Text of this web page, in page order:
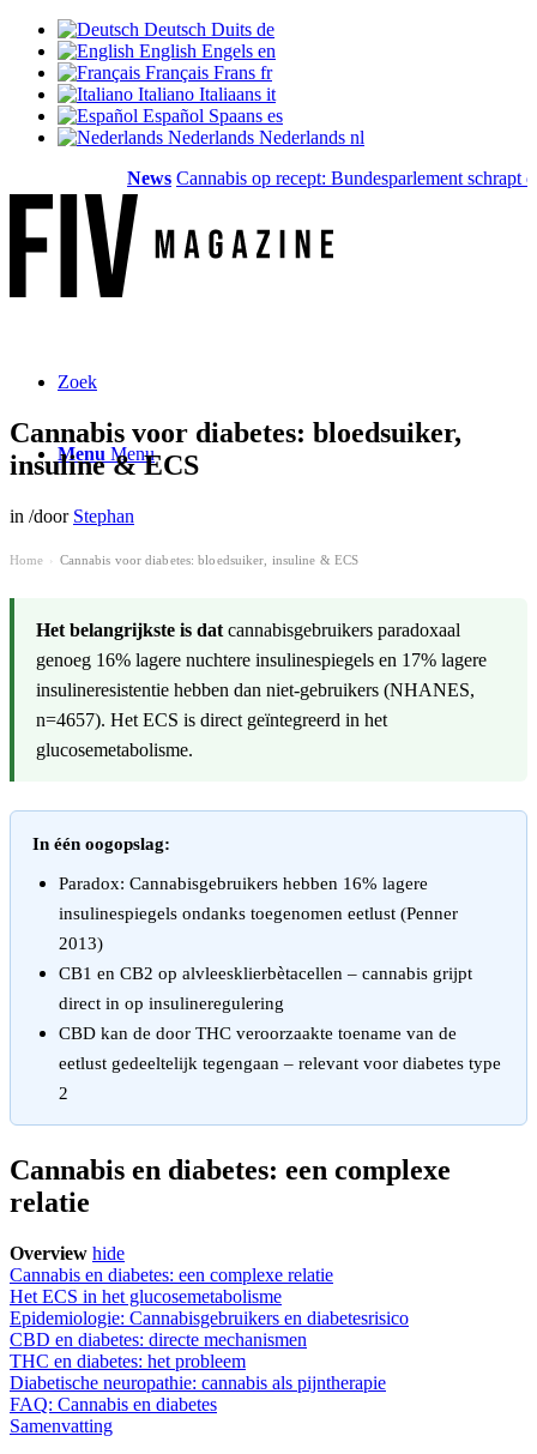
Deutsch Duits de
English Engels en
Français Frans fr
Italiano Italiaans it
Español Spaans es
Nederlands Nederlands nl
News Cannabis op recept: Bundesparlement schrapt de
Zoek
Menu Menu
Cannabis voor diabetes: bloedsuiker,
insuline & ECS
in /door Stephan
Home Cannabis voor diabetes: bloedsuiker, insuline & ECS
Het belangrijkste is dat cannabisgebruikers paradoxaal
genoeg 16% lagere nuchtere insulinespiegels en 17% lagere
insulineresistentie hebben dan niet-gebruikers (NHANES,
n=4657). Het ECS is direct geïntegreerd in het
glucosemetabolisme.
In één oogopslag:
Paradox: Cannabisgebruikers hebben 16% lagere
insulinespiegels ondanks toegenomen eetlust (Penner
2013)
CB1 en CB2 op alvleesklierbètacellen – cannabis grijpt
direct in op insulineregulering
CBD kan de door THC veroorzaakte toename van de
eetlust gedeeltelijk tegengaan – relevant voor diabetes type
2
Cannabis en diabetes: een complexe
relatie
Overview hide
Cannabis en diabetes: een complexe relatie
Het ECS in het glucosemetabolisme
Epidemiologie: Cannabisgebruikers en diabetesrisico
CBD en diabetes: directe mechanismen
THC en diabetes: het probleem
Diabetische neuropathie: cannabis als pijntherapie
FAQ: Cannabis en diabetes
Samenvatting